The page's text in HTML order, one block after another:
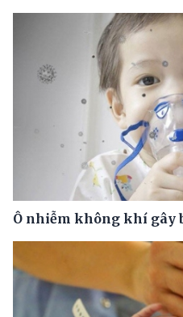
Ô nhiễm không khí gây